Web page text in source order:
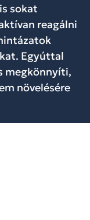
sokat
reagálni
Egyúttal
megkönnyíti,
növelésére